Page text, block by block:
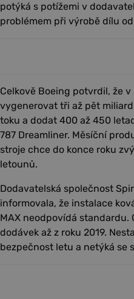
potýká s potížemi v
problémem při výrobě dílu
Celkově Boeing potvrdil, že
vygenerovat tři až pět
toku a dodat 400 až 450
787 Dreamliner. Měsíční
stroje chce do konce roku
letounů.
Dodavatelská společnost
informovala, že instalace
MAX neodpovídá
dodávek až z roku 2019.
bezpečnost letu a netýká se